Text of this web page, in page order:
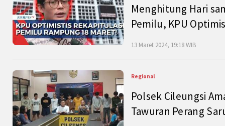
Menghitung Hari
Pemilu, KPU
13 Maret 2024, 19:18 WIB
Regional
Polsek Cileungsi
Tawuran Perang